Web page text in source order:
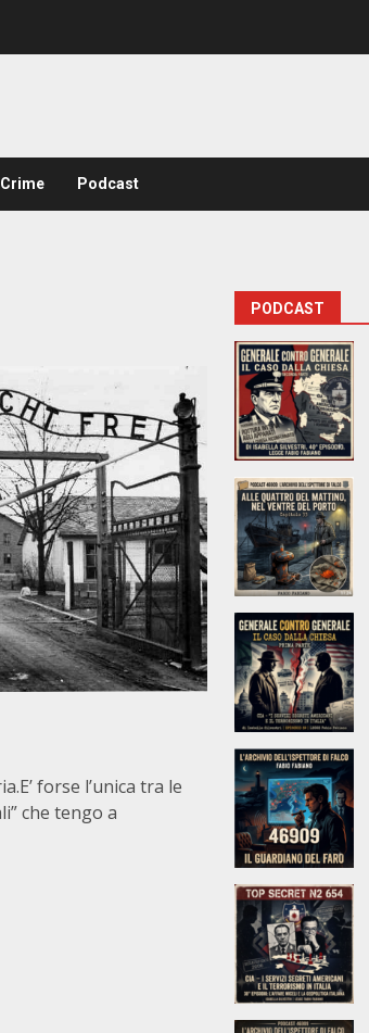
Crime Podcast
forse l’unica tra le
che tengo a
PODCAST